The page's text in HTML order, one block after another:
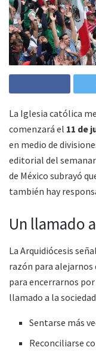
La Iglesia católica
comenzará el 11 de
en medio de
editorial del
de México subrayó
también hay
Un llamado
La Arquidiócesis
razón para alejarnos
para encerrarnos
llamado a la
Sentarse más
Reconciliarse